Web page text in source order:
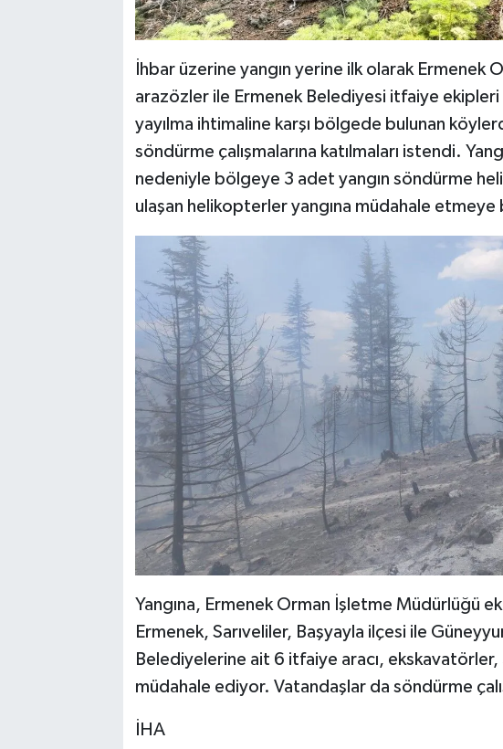
İhbar üzerine yangın yerine ilk olarak
arazözler ile Ermenek Belediyesi itfaiye ekipleri
yayılma ihtimaline karşı bölgede bulunan
söndürme çalışmalarına katılmaları istendi.
nedeniyle bölgeye 3 adet yangın söndürme
ulaşan helikopterler yangına müdahale etmeye
Yangına, Ermenek Orman İşletme Müdürlüğü
Ermenek, Sarıveliler, Başyayla ilçesi ile
Belediyelerine ait 6 itfaiye aracı,
müdahale ediyor. Vatandaşlar da söndürme
İHA